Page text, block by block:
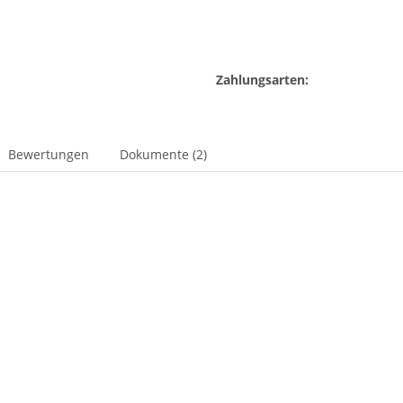
Zahlungsarten:
Bewertungen Dokumente (2)